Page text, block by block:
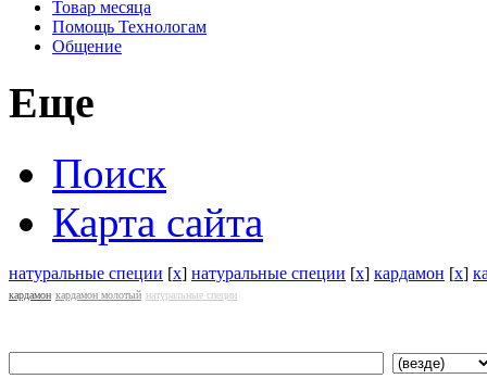
Товар месяца
Помощь Технологам
Общение
Еще
Поиск
Карта сайта
натуральные специи [x] натуральные специи [x] кардамон [x]
кардамон кардамон молотый натуральные специи